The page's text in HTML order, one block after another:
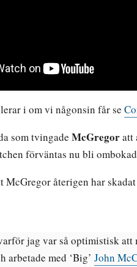
i om vi någonsin får se
som tvingade McGregoratt
förväntas nu bli
återigen har
jag var så optimistisk att
arbetade med ‘Big’ John